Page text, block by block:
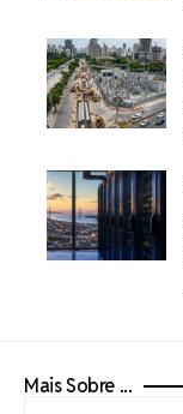
Mais Sobre ...